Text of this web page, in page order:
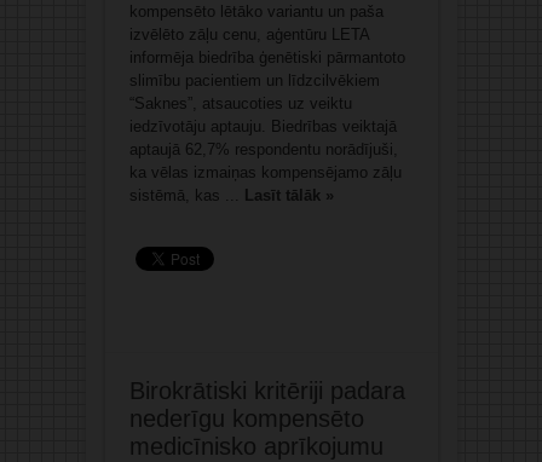
kompensēto lētāko variantu un paša
izvēlēto zāļu cenu, aģentūru LETA
informēja biedrība ģenētiski pārmantoto
slimību pacientiem un līdzcilvēkiem
“Saknes”, atsaucoties uz veiktu
iedzīvotāju aptauju. Biedrības veiktajā
aptaujā 62,7% respondentu norādījuši,
ka vēlas izmaiņas kompensējamo zāļu
sistēmā, kas ... Lasīt tālāk »
Birokrātiski kritēriji padara
nederīgu kompensēto
medicīnisko aprīkojumu